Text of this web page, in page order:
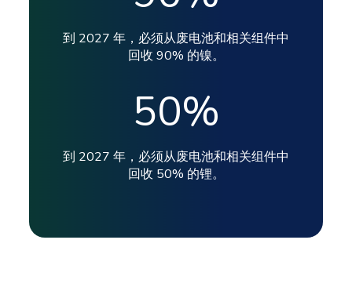
到 2027 年，必须从废电池和相关组件中
回收 90% 的镍。
50%
到 2027 年，必须从废电池和相关组件中
回收 50% 的锂。